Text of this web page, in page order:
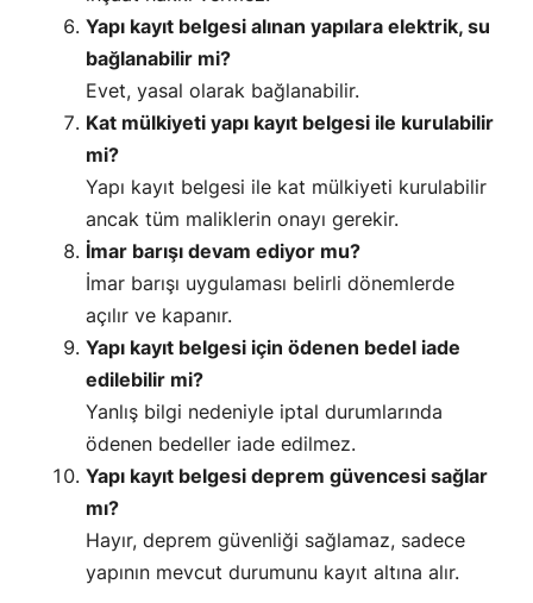
Yapı kayıt belgesi alınan yapılara elektrik, su
bağlanabilir mi?
Evet, yasal olarak bağlanabilir.
Kat mülkiyeti yapı kayıt belgesi ile kurulabilir
mi?
Yapı kayıt belgesi ile kat mülkiyeti kurulabilir
ancak tüm maliklerin onayı gerekir.
İmar barışı devam ediyor mu?
İmar barışı uygulaması belirli dönemlerde
açılır ve kapanır.
Yapı kayıt belgesi için ödenen bedel iade
edilebilir mi?
Yanlış bilgi nedeniyle iptal durumlarında
ödenen bedeller iade edilmez.
Yapı kayıt belgesi deprem güvencesi sağlar
mı?
Hayır, deprem güvenliği sağlamaz, sadece
yapının mevcut durumunu kayıt altına alır.